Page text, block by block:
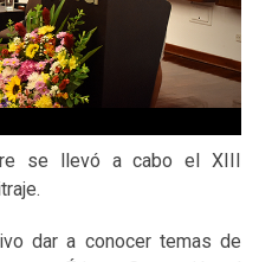
se llevó a cabo el XIII
dar a conocer temas de